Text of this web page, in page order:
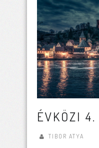
ÉVKÖZI 4.
TIBOR ATYA